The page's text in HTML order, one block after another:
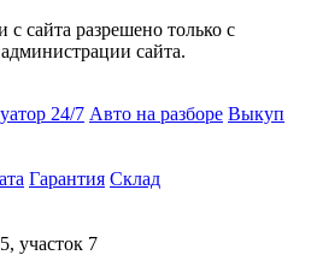
сайта разрешено только с
сайта.
24/7 Авто на разборе Выкуп
Гарантия Склад
участок 7